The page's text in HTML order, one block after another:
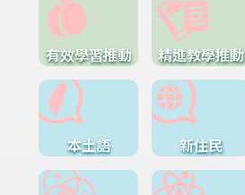
有效學習推動 精進教學推動
本土語 新住民